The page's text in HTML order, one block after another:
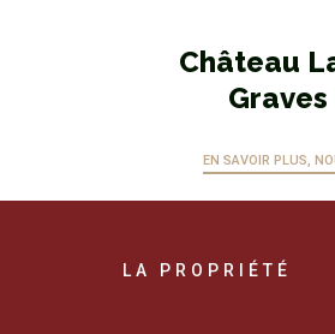
Château
EN SAVOIR PLUS,
LA PROPRIÉTÉ